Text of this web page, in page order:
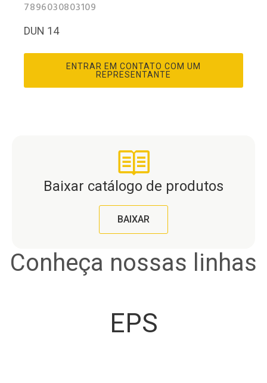
7896030803109
DUN 14
ENTRAR EM CONTATO COM UM
REPRESENTANTE
Baixar catálogo de produtos
BAIXAR
Conheça nossas linhas
EPS